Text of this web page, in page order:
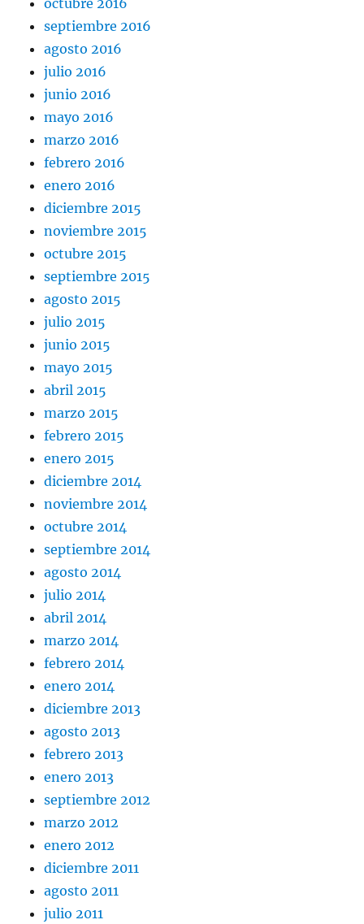
octubre 2016
septiembre 2016
agosto 2016
julio 2016
junio 2016
mayo 2016
marzo 2016
febrero 2016
enero 2016
diciembre 2015
noviembre 2015
octubre 2015
septiembre 2015
agosto 2015
julio 2015
junio 2015
mayo 2015
abril 2015
marzo 2015
febrero 2015
enero 2015
diciembre 2014
noviembre 2014
octubre 2014
septiembre 2014
agosto 2014
julio 2014
abril 2014
marzo 2014
febrero 2014
enero 2014
diciembre 2013
agosto 2013
febrero 2013
enero 2013
septiembre 2012
marzo 2012
enero 2012
diciembre 2011
agosto 2011
julio 2011